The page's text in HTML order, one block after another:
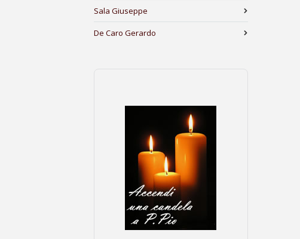
Sala Giuseppe
De Caro Gerardo